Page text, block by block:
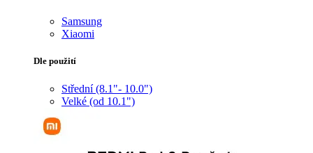
Samsung
Xiaomi
Dle použití
Střední (8.1"- 10.0")
Velké (od 10.1")